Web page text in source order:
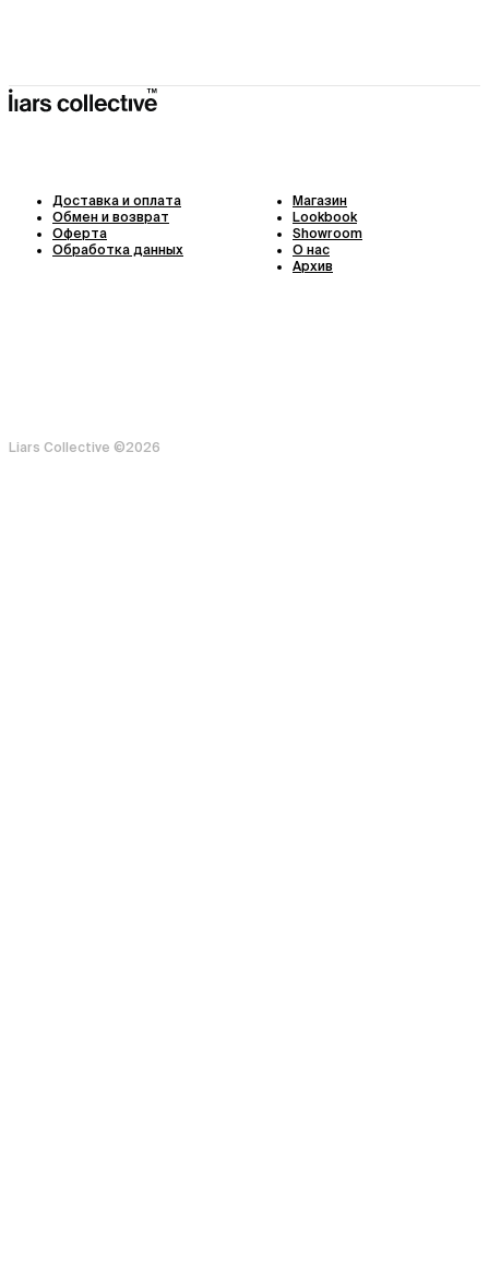
Liars Collective ©2026
Доставка и оплата
Обмен и возврат
Оферта
Обработка данных
Магазин
Lookbook
Showroom
О нас
Архив